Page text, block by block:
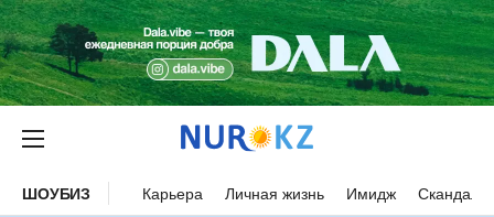
ШОУБИЗ Карьера Личная жизнь Имидж Скандалы